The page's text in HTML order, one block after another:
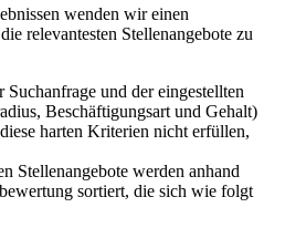
wenden wir einen
relevantesten Stellenangebote zu
und der eingestellten
Beschäftigungsart und Gehalt)
harten Kriterien nicht erfüllen,
Stellenangebote werden anhand
sortiert, die sich wie folgt